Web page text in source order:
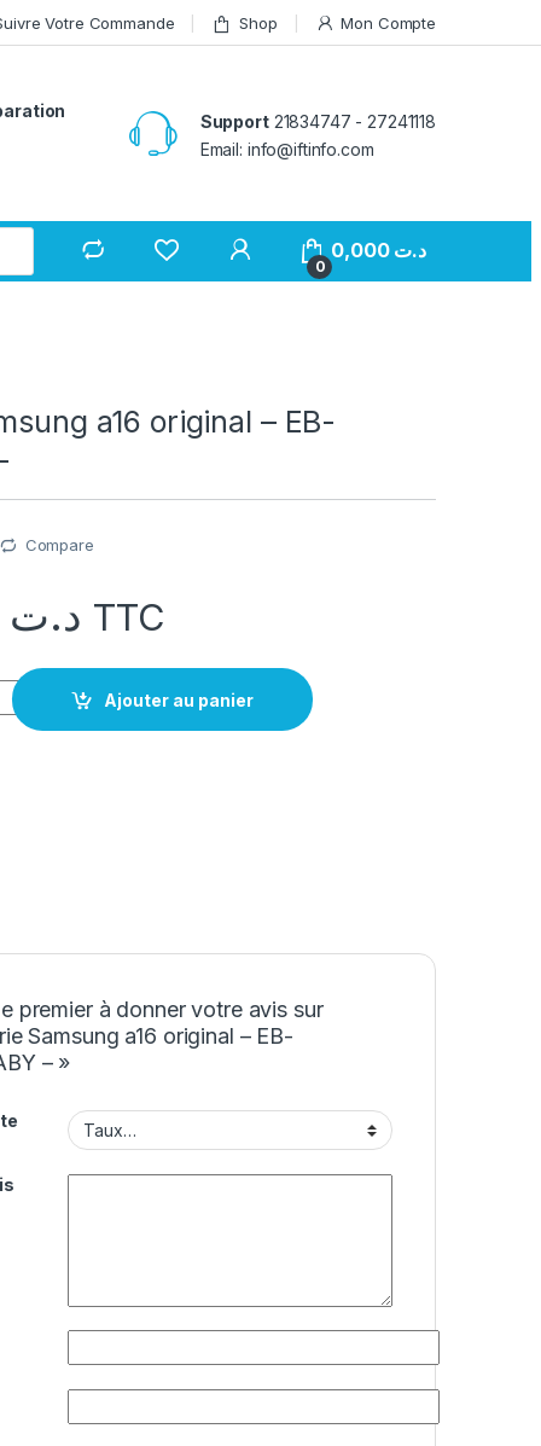
Votre Commande Shop Mon Compte
Support21834747 - 27241118
Email: info@iftinfo.com
0
د.ت 0,000
a16 original – EB-
Compare
د.ت TTC
a16 original - EB-BA166ABY -
Ajouter au panier
premier à donner votre avis sur
Samsung a16 original – EB-
– »